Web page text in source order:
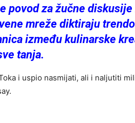
povod za žučne
mreže diktiraju
između kulinarske
tanja.
i uspio nasmijati, ali i naljutiti